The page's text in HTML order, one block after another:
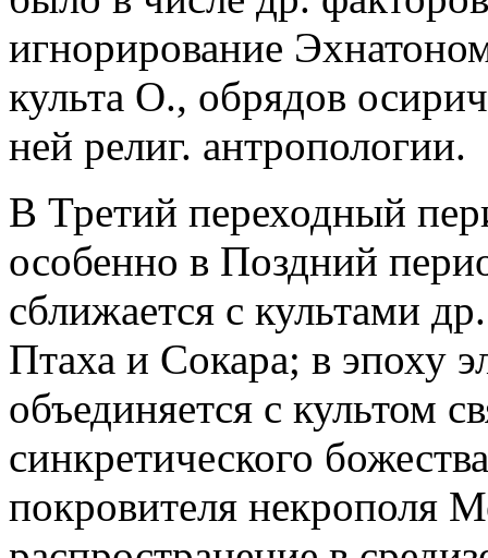
игнорирование
культа О., обрядов
ней религ. антропологии.
В Третий переходный
особенно в Поздний
сближается с культами
Птаха и Сокара; в эпоху
объединяется с культом
синкретического
покровителя некрополя